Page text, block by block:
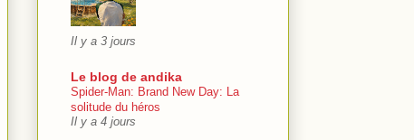
Il y a 3 jours
Le blog de andika
Spider-Man: Brand New Day: La
solitude du héros
Il y a 4 jours